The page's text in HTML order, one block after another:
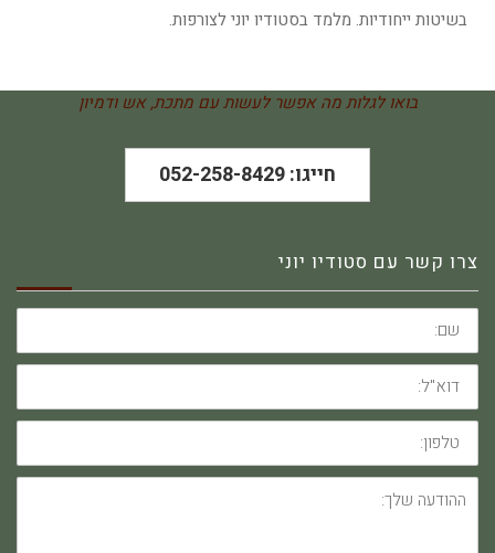
בשיטות ייחודיות. מלמד בסטודיו יוני לצורפות.
בואו לגלות מה אפשר לעשות עם מתכת, אש ודמיון
חייגו: 052-258-8429
צרו קשר עם סטודיו יוני
שם:
דוא"ל:
טלפון:
ההודעה
שלך: